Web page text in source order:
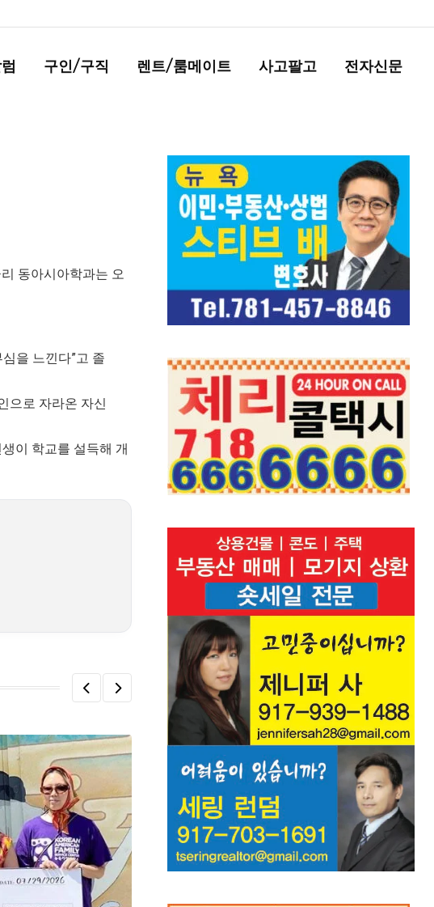
구인/구직 렌트/룸메이트 사고팔고 전자신문
동아시아학과는 오
을 느낀다”고 졸
으로 자라온 자신
이 학교를 설득해 개